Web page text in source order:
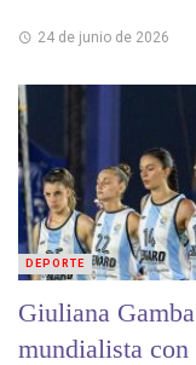
24 de junio de 2026
Giuliana
mundialista
DEPORTE